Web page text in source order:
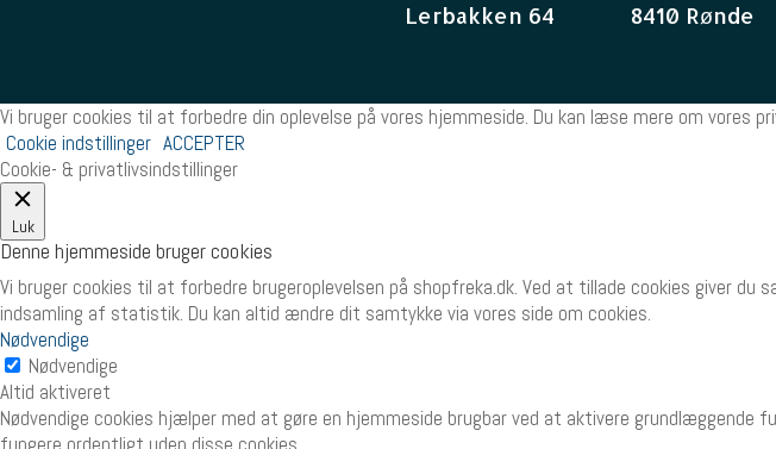
Lerbakken 64 8410 Rønde
Vi bruger cookies til at forbedre din oplevelse på vores hjemmeside. Du kan læse mere om vores
Cookie indstillinger ACCEPTER
Cookie- & privatlivsindstillinger
Luk
Denne hjemmeside bruger cookies
Vi bruger cookies til at forbedre brugeroplevelsen på shopfreka.dk. Ved at tillade cookies giver
indsamling af statistik. Du kan altid ændre dit samtykke via vores side om cookies.
Nødvendige
Nødvendige
Altid aktiveret
Nødvendige cookies hjælper med at gøre en hjemmeside brugbar ved at aktivere